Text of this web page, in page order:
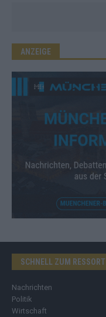
ANZEIGE
SCHNELL ZUM RESSORT
Nachrichten
Politik
Wirtschaft